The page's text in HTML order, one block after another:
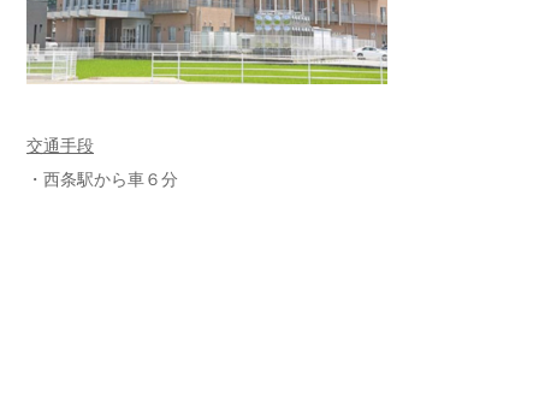
交通手段
・西条駅から車６分